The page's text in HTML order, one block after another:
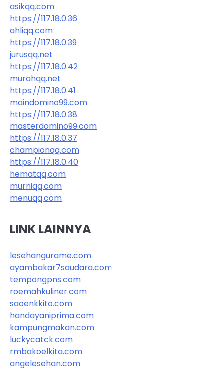
asikqq.com
https://117.18.0.36
ahliqq.com
https://117.18.0.39
jurusqq.net
https://117.18.0.42
murahqq.net
https://117.18.0.41
maindomino99.com
https://117.18.0.38
masterdomino99.com
https://117.18.0.37
championqq.com
https://117.18.0.40
hematqq.com
murniqq.com
menuqq.com
LINK LAINNYA
lesehangurame.com
ayambakar7saudara.com
tempongpns.com
roemahkuliner.com
saoenkkito.com
handayaniprima.com
kampungmakan.com
luckycatck.com
rmbakoelkita.com
angelesehan.com